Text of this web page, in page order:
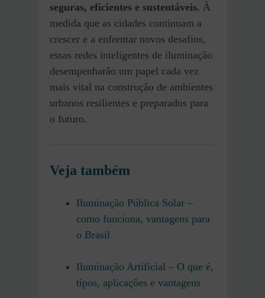
seguras, eficientes e sustentáveis. À
medida que as cidades continuam a
crescer e a enfrentar novos desafios,
essas redes inteligentes de iluminação
desempenharão um papel cada vez
mais vital na construção de ambientes
urbanos resilientes e preparados para
o futuro.
Veja também
Iluminação Pública Solar –
como funciona, vantagens para
o Brasil
Iluminação Artificial – O que é,
tipos, aplicações e vantagens